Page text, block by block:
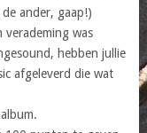
ander, gaap!)
verademing was
hebben jullie
afgeleverd die wat